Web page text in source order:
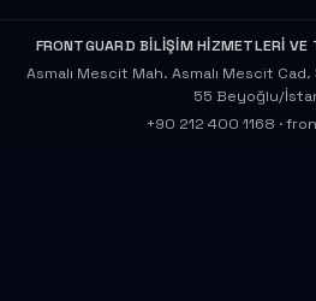
FRONTGUARD BİLİŞİM HİZMETLERİ
Asmalı Mescit Mah. Asmalı Mescit Cad.
55 Beyoğlu/
+90 212 400 1168 ·